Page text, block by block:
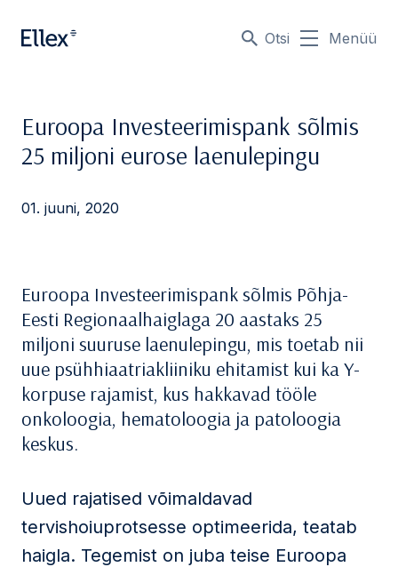
Otsi Menüü
Euroopa Investeerimispank sõlmis
25 miljoni eurose laenulepingu
01. juuni, 2020
Euroopa Investeerimispank sõlmis Põhja-
Eesti Regionaalhaiglaga 20 aastaks 25
miljoni suuruse laenulepingu, mis toetab nii
uue psühhiaatriakliiniku ehitamist kui ka Y-
korpuse rajamist, kus hakkavad tööle
onkoloogia, hematoloogia ja patoloogia
keskus.
Uued rajatised võimaldavad
tervishoiuprotsesse optimeerida, teatab
haigla. Tegemist on juba teise Euroopa